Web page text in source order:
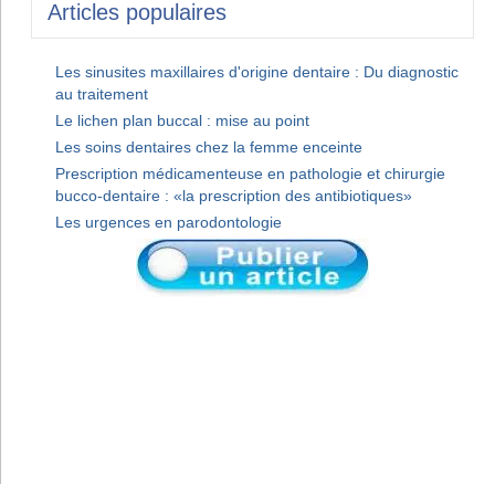
Articles populaires
Les sinusites maxillaires d'origine dentaire : Du diagnostic
au traitement
Le lichen plan buccal : mise au point
Les soins dentaires chez la femme enceinte
Prescription médicamenteuse en pathologie et chirurgie
bucco-dentaire : «la prescription des antibiotiques»
Les urgences en parodontologie